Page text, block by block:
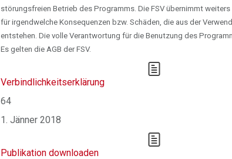
störungsfreien Betrieb des Programms. Die FSV übernimmt
für irgendwelche Konsequenzen bzw. Schäden, die aus der
entstehen. Die volle Verantwortung für die Benutzung des
Es gelten die AGB der FSV.
Verbindlichkeitserklärung
64
1. Jänner 2018
Publikation downloaden